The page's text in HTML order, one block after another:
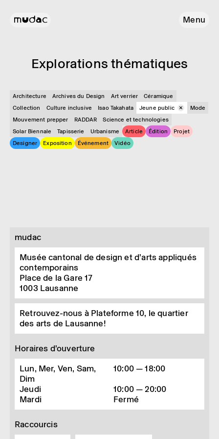
Menu
Explo­ra­tions théma­tiques
Architecture Archives du Design Art verrier
Céramique
Collection
Culture inclusive Isao Takahata Jeune public
Mode
Mouvement prepper
RADDAR
Science et technologies
Solar Biennale
Tapisserie Urbanisme Article Édition
Projet
Designer
Exposition Événement Vidéo
mudac
Musée cantonal de design et d’arts appliqués
contemporains
Place de la Gare 17
1003 Lausanne
Retrouvez-nous à Plateforme 10, le quartier
des arts de Lausanne!
Horaires d’ouverture
Lun, Mer, Ven, Sam,
Dim
10:00 — 18:00
Jeudi
10:00 — 20:00
Mardi
Fermé
Raccourcis